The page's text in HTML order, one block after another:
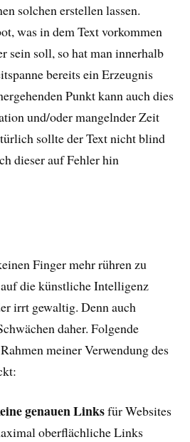
solchen erstellen lassen.
was in dem Text vorkommen
sein soll, so hat man innerhalb
bereits ein Erzeugnis
Punkt kann auch dies
und/oder mangelnder Zeit
sollte der Text nicht blind
dieser auf Fehler hin
Finger mehr rühren zu
die künstliche Intelligenz
irrt gewaltig. Denn auch
daher. Folgende
meiner Verwendung des
genauen Linksfür Websites
oberflächliche Links